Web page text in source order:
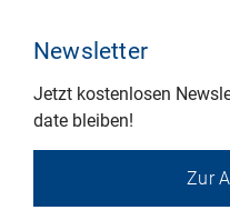
Newsletter
Jetzt kostenlosen
date bleiben!
Zur